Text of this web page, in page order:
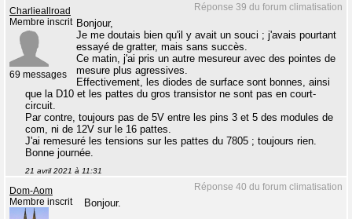
Réponse 39 du forum climatisation
Charlieallroad
Membre inscrit
69 messages
Bonjour,
Je me doutais bien qu'il y avait un souci ; j'avais pourtant
essayé de gratter, mais sans succès.
Ce matin, j'ai pris un autre mesureur avec des pointes de
mesure plus agressives.
Effectivement, les diodes de surface sont bonnes, ainsi
que la D10 et les pattes du gros transistor ne sont pas en court-
circuit.
Par contre, toujours pas de 5V entre les pins 3 et 5 des modules de
com, ni de 12V sur le 16 pattes.
J'ai remesuré les tensions sur les pattes du 7805 ; toujours rien.
Bonne journée.
21 avril 2021 à 11:31
Réponse 40 du forum climatisation
Dom-Aom
Membre inscrit
Bonjour.